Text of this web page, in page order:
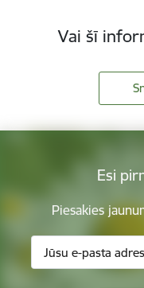
Vai šī
Esi
Piesakies